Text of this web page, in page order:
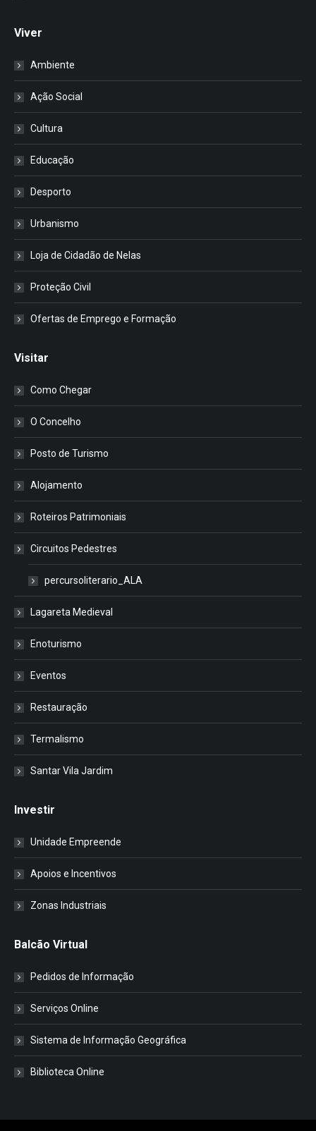
Viver
Ambiente
Ação Social
Cultura
Educação
Desporto
Urbanismo
Loja de Cidadão de Nelas
Proteção Civil
Ofertas de Emprego e Formação
Visitar
Como Chegar
O Concelho
Posto de Turismo
Alojamento
Roteiros Patrimoniais
Circuitos Pedestres
percursoliterario_ALA
Lagareta Medieval
Enoturismo
Eventos
Restauração
Termalismo
Santar Vila Jardim
Investir
Unidade Empreende
Apoios e Incentivos
Zonas Industriais
Balcão Virtual
Pedidos de Informação
Serviços Online
Sistema de Informação Geográfica
Biblioteca Online